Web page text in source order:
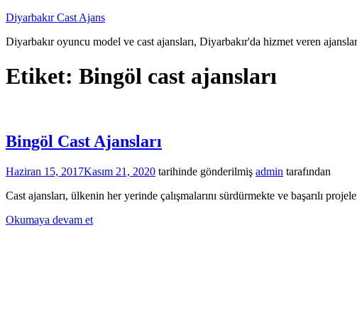
İçeriğe
Diyarbakır Cast Ajans
Diyarbakır oyuncu model ve cast ajansları, Diyarbakır'da hizmet veren
Etiket: Bingöl cast ajansları
Bingöl Cast Ajansları
Haziran 15, 2017Kasım 21, 2020 tarihinde gönderilmiş admin tarafından
Cast ajansları, ülkenin her yerinde çalışmalarını sürdürmekte ve başarılı
Okumaya devam et